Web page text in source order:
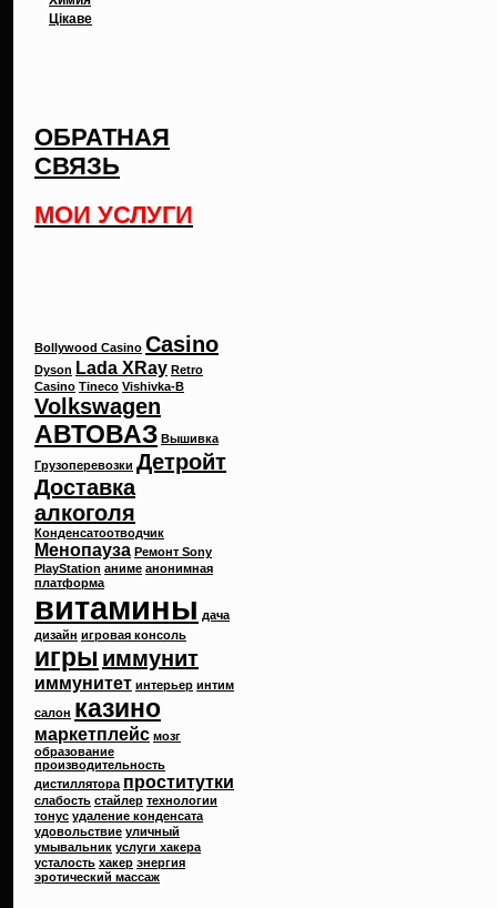
Цікаве
ОБРАТНАЯ
СВЯЗЬ
МОИ УСЛУГИ
Bollywood Casino Casino
Dyson Lada XRay Retro
Casino Tineco Vishivka-B
Volkswagen
АВТОВАЗ Вышивка
Грузоперевозки Детройт
Доставка
алкоголя
Конденсатоотводчик
Менопауза Ремонт Sony
PlayStation аниме анонимная
платформа
витамины дача
дизайн игровая консоль
игры иммунит
иммунитет интерьер интим
салон казино
маркетплейс мозг
образование
производительность
дистиллятора проститутки
слабость стайлер технологии
тонус удаление конденсата
удовольствие уличный
умывальник услуги хакера
усталость хакер энергия
эротический массаж